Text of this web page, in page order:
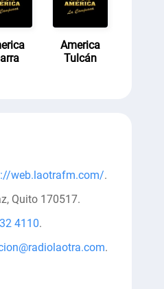
America
Tulcán
web.laotrafm.com/.
Quito 170517.
4110.
.